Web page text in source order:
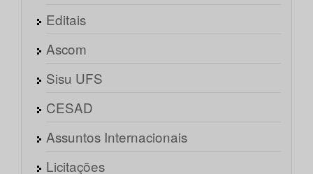
Editais
Ascom
Sisu UFS
CESAD
Assuntos Internacionais
Licitações